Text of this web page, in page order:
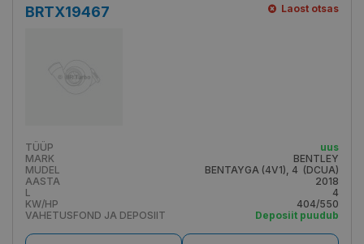
BRTX19467 Laost otsas
TÜÜP
uus
MARK
BENTLEY
MUDEL
BENTAYGA (4V1), 4 (DCUA)
AASTA
2018
L
4
KW/HP
404/550
VAHETUSFOND JA DEPOSIIT
Deposiit puudub